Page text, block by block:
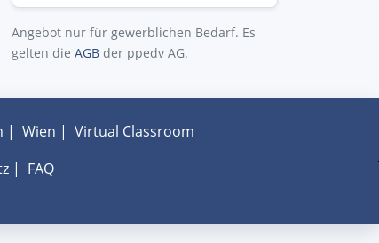
Angebot nur für gewerblichen Bedarf. Es
gelten die AGB der ppedv AG.
| Wien | Virtual Classroom
| FAQ